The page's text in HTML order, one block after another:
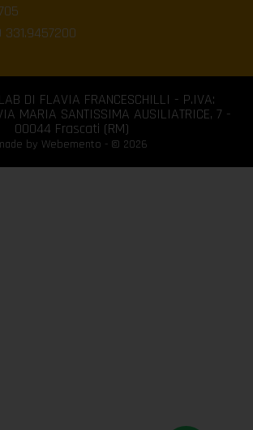
331.9457200
DI FLAVIA FRANCESCHILLI - P.IVA:
MARIA SANTISSIMA AUSILIATRICE, 7 -
00044 Frascati (RM)
by Webemento - © 2026